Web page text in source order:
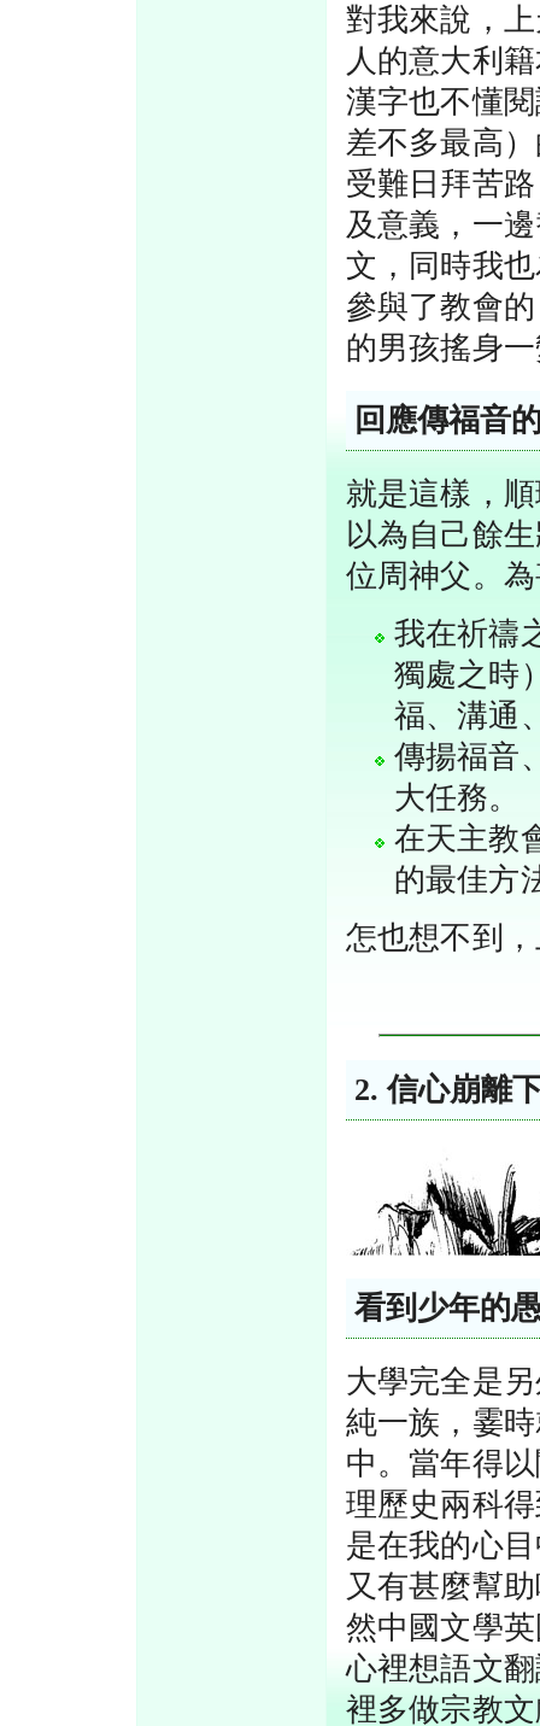
對我來說，
人的意大利
漢字也不懂
差不多最高
受難日拜苦
及意義，一
文，同時我
參與了教會
的男孩搖身
回應傳福音
就是這樣，
以為自己餘
位周神父。
我在祈禱
獨處之時
福、溝通
傳揚福音
大任務。
在天主教
的最佳方
怎也想不到
2. 信心崩離
看到少年的
大學完全是
純一族，霎
中。當年得
理歷史兩科
是在我的心
又有甚麼幫
然中國文學
心裡想語文
裡多做宗教